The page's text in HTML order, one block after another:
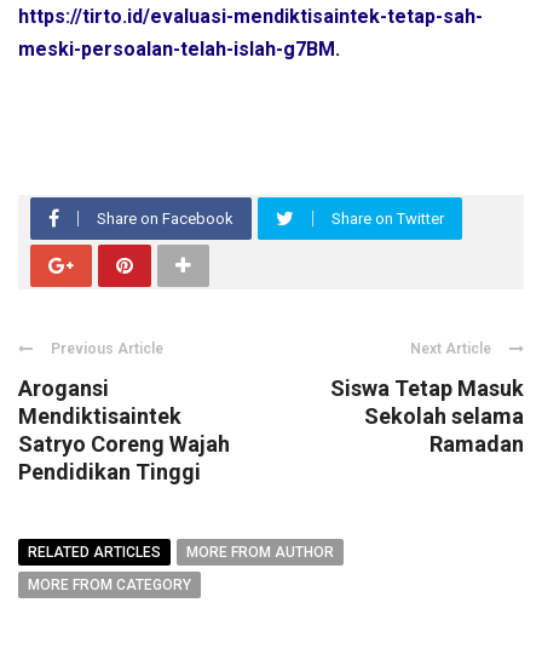
https://tirto.id/evaluasi-mendiktisaintek-tetap-sah-
meski-persoalan-telah-islah-g7BM.
Share on Facebook Share on Twitter
Previous Article
Arogansi
Mendiktisaintek
Satryo Coreng Wajah
Pendidikan Tinggi
Next Article
Siswa Tetap Masuk
Sekolah selama
Ramadan
RELATED ARTICLES
MORE FROM AUTHOR
MORE FROM CATEGORY